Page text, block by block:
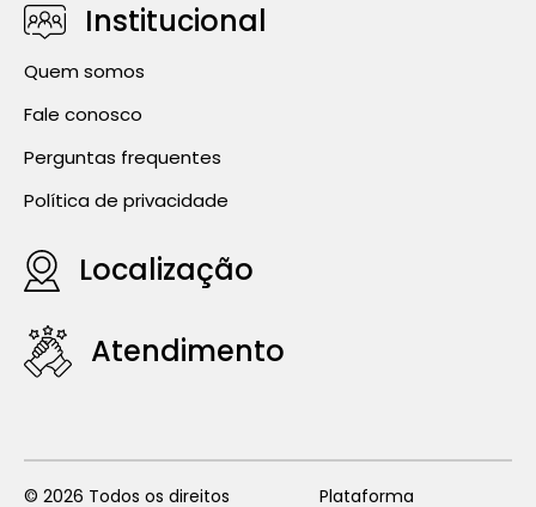
Institucional
Quem somos
Fale conosco
Perguntas frequentes
Política de privacidade
Localização
Atendimento
© 2026 Todos os direitos Plataforma